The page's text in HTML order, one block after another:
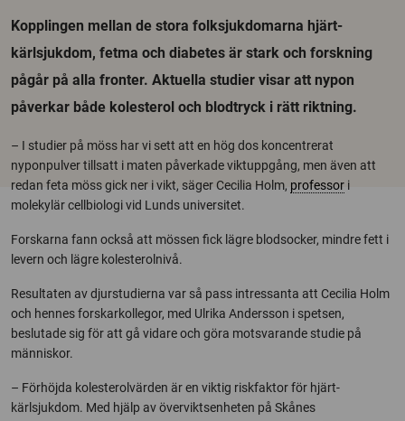
Kopplingen mellan de stora folksjukdomarna hjärt-
kärlsjukdom, fetma och diabetes är stark och forskning
pågår på alla fronter. Aktuella studier visar att nypon
påverkar både kolesterol och blodtryck i rätt riktning.
– I studier på möss har vi sett att en hög dos koncentrerat
nyponpulver tillsatt i maten påverkade viktuppgång, men även att
redan feta möss gick ner i vikt, säger Cecilia Holm, professor i
molekylär cellbiologi vid Lunds universitet.
Forskarna fann också att mössen fick lägre blodsocker, mindre fett i
levern och lägre kolesterolnivå.
Resultaten av djurstudierna var så pass intressanta att Cecilia Holm
och hennes forskarkollegor, med Ulrika Andersson i spetsen,
beslutade sig för att gå vidare och göra motsvarande studie på
människor.
– Förhöjda kolesterolvärden är en viktig riskfaktor för hjärt-
kärlsjukdom. Med hjälp av överviktsenheten på Skånes